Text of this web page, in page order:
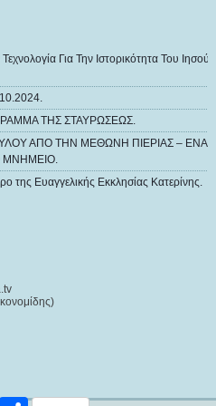
Για Την Ιστορικότητα Του Ιησού
ΤΗΣ ΣΤΑΥΡΩΣΕΩΣ.
ΑΠΟ ΤΗΝ ΜΕΘΩΝΗ ΠΙΕΡΙΑΣ – ΕΝΑ
ΜΝΗΜΕΙΟ.
της Ευαγγελικής Εκκλησίας Κατερίνης.